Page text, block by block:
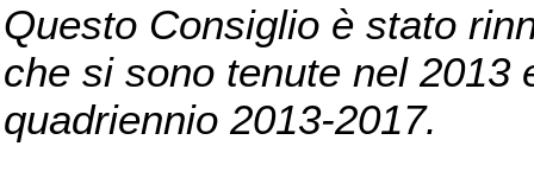
Questo Consiglio è stato
che si sono tenute nel 2013
quadriennio 2013-2017.